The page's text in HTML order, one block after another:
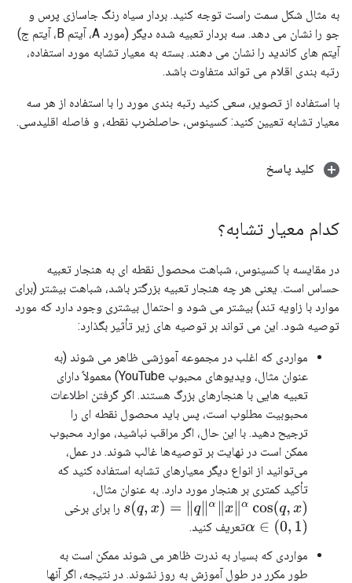
به مثال شکل سمت راست توجه کنید. بردار سیاه رنگ جاسازی پرس و
جو را نشان می دهد. سه بردار تعبیه شده دیگر (مورد A، آیتم B، آیتم ج)
آیتم های کاندید را نشان می دهند. بسته به معیار تشابه مورد استفاده،
رتبه بندی اقلام می تواند متفاوت باشد.
با استفاده از تصویر، سعی کنید رتبه بندی مورد را با استفاده از هر سه
معیار تشابه تعیین کنید: کسینوس، حاصلضرب نقطه، و فاصله اقلیدسی.
کلید پاسخ
کدام معیار تشابه؟
در مقایسه با کسینوس، شباهت محصول نقطه ای به هنجار تعبیه
حساس است. یعنی هر چه هنجار تعبیه بزرگتر باشد، شباهت بیشتر (برای
موارد با زاویه تند) بیشتر می شود و احتمال بیشتری وجود دارد که مورد
توصیه شود. این می تواند بر توصیه های زیر تأثیر بگذارد:
مواردی که اغلب در مجموعه آموزشی ظاهر می شوند (به
عنوان مثال، ویدیوهای محبوب YouTube) معمولاً دارای
تعبیه هایی با هنجارهای بزرگ هستند. اگر گرفتن اطلاعات
محبوبیت مطلوب است، پس باید محصول نقطه ای را
ترجیح دهید. با این حال، اگر مراقب نباشید، موارد محبوب
ممکن است در نهایت بر توصیه‌ها غالب شوند. در عمل،
می‌توانید از انواع دیگر معیارهای تشابه استفاده کنید که
تأکید کمتری بر هنجار مورد دارد. به عنوان مثال،
s(q,x )= ‖ q‖ α ‖x ‖α cos (q x)
را برای برخی
α∈(0 ,1)
تعریف کنید.
مواردی که بسیار به ندرت ظاهر می شوند ممکن است به
طور مکرر در طول آموزش به روز نشوند. در نتیجه، اگر آنها